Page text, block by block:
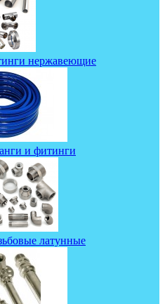
нержавеющие
и фитинги
латунные